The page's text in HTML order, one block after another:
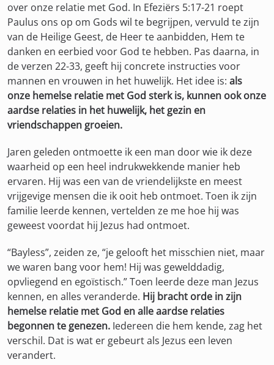
over onze relatie met God. In Efeziërs 5:17-21 roept
Paulus ons op om Gods wil te begrijpen, vervuld te zijn
van de Heilige Geest, de Heer te aanbidden, Hem te
danken en eerbied voor God te hebben. Pas daarna, in
de verzen 22-33, geeft hij concrete instructies voor
mannen en vrouwen in het huwelijk. Het idee is: als
onze hemelse relatie met God sterk is, kunnen ook onze
aardse relaties in het huwelijk, het gezin en
vriendschappen groeien.
Jaren geleden ontmoette ik een man door wie ik deze
waarheid op een heel indrukwekkende manier heb
ervaren. Hij was een van de vriendelijkste en meest
vrijgevige mensen die ik ooit heb ontmoet. Toen ik zijn
familie leerde kennen, vertelden ze me hoe hij was
geweest voordat hij Jezus had ontmoet.
“Bayless”, zeiden ze, “je gelooft het misschien niet, maar
we waren bang voor hem! Hij was gewelddadig,
opvliegend en egoïstisch.” Toen leerde deze man Jezus
kennen, en alles veranderde. Hij bracht orde in zijn
hemelse relatie met God en alle aardse relaties
begonnen te genezen. Iedereen die hem kende, zag het
verschil. Dat is wat er gebeurt als Jezus een leven
verandert.